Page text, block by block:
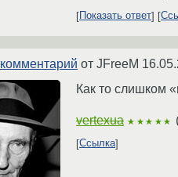
Показать ответ
комментарий от JFreeM
Как то слишком
vertexua ★★★★★
Ссылка